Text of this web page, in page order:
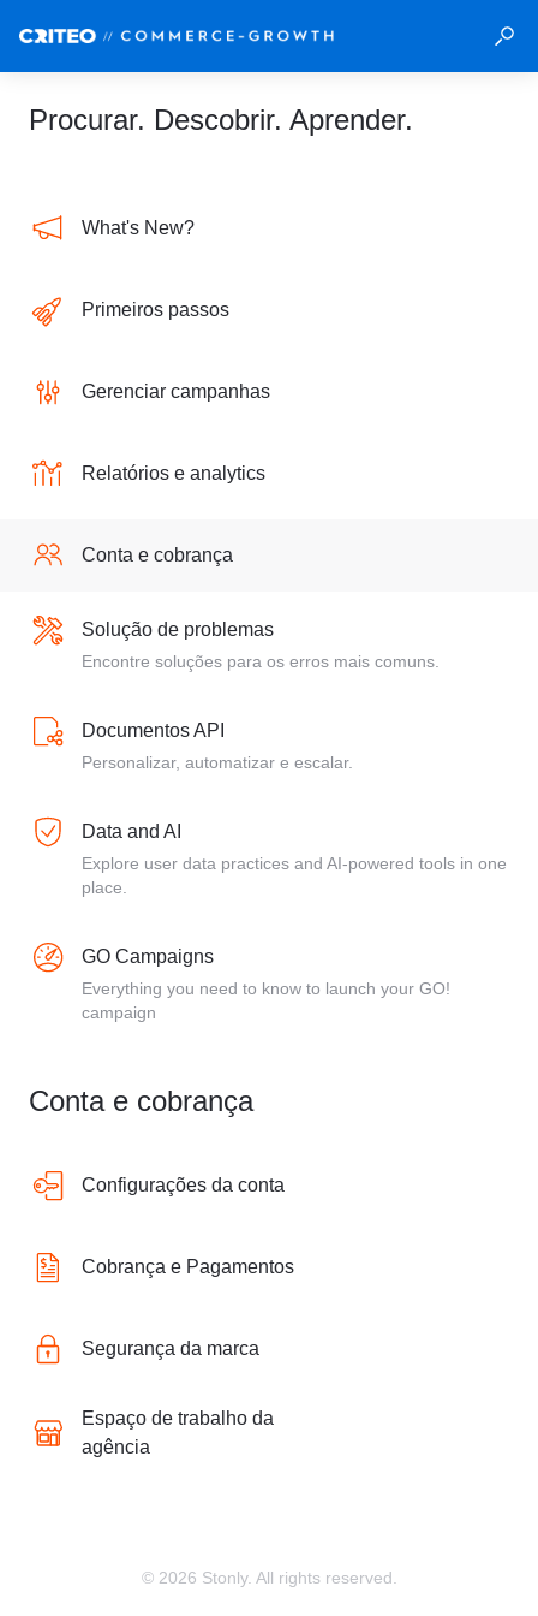
Procurar. Descobrir. Aprender.
What's New?
Primeiros passos
Gerenciar campanhas
Relatórios e analytics
Conta e cobrança
Solução de problemas
Encontre soluções para os erros mais comuns.
Documentos API
Personalizar, automatizar e escalar.
Data and AI
Explore user data practices and AI-powered tools in one
place.
GO Campaigns
Everything you need to know to launch your GO!
campaign
Conta e cobrança
Configurações da conta
Cobrança e Pagamentos
Segurança da marca
Espaço de trabalho da
agência
© 2026 Stonly. All rights reserved.